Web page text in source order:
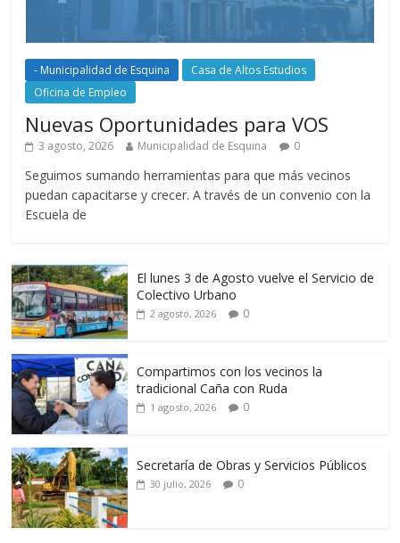
- Municipalidad de Esquina
Casa de Altos Estudios
Oficina de Empleo
Nuevas Oportunidades para VOS
3 agosto, 2026 Municipalidad de Esquina 0
Seguimos sumando herramientas para que más vecinos
puedan capacitarse y crecer. A través de un convenio con la
Escuela de
El lunes 3 de Agosto vuelve el Servicio de
Colectivo Urbano
2 agosto, 2026 0
Compartimos con los vecinos la
tradicional Caña con Ruda
1 agosto, 2026 0
Secretaría de Obras y Servicios Públicos
30 julio, 2026 0